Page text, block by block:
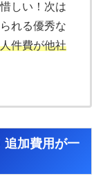
しい！次は
れる優秀な
件費が他社
加費用が一